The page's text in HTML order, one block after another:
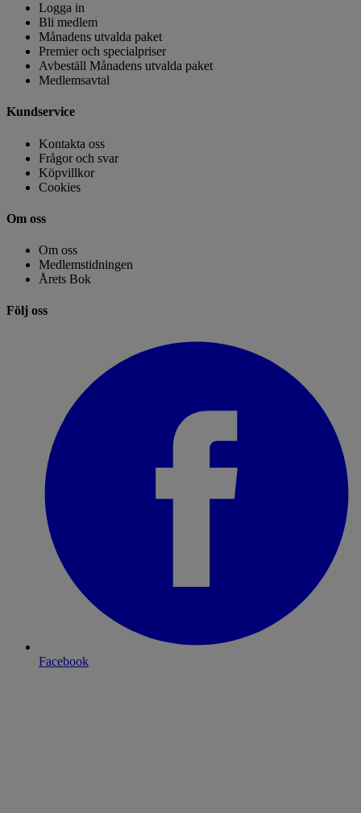
Logga in
Bli medlem
Månadens utvalda paket
Premier och specialpriser
Avbeställ Månadens utvalda paket
Medlemsavtal
Kundservice
Kontakta oss
Frågor och svar
Köpvillkor
Cookies
Om oss
Om oss
Medlemstidningen
Årets Bok
Följ oss
Facebook